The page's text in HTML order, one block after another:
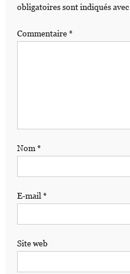
obligatoires sont indiqués avec
Commentaire*
Nom*
E-mail*
Site web